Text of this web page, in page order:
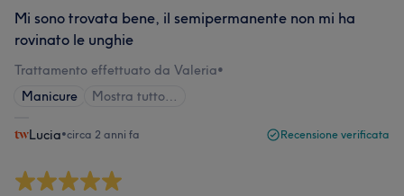
Mi sono trovata bene, il semipermanente non mi ha
rovinato le unghie
Trattamento effettuato da Valeria•
Manicure
Mostra tutto…
Lucia•circa 2 anni fa Recensione verificata